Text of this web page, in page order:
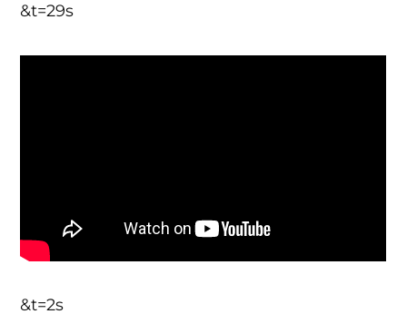
&t=29s
&t=2s